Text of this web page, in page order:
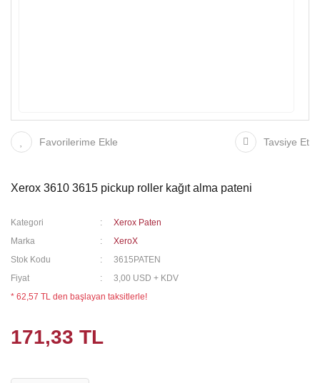
Favorilerime Ekle Tavsiye Et
Xerox 3610 3615 pickup roller kağıt alma pateni
Kategori
Xerox Paten
Marka
XeroX
Stok Kodu
3615PATEN
Fiyat
3,00 USD + KDV
* 62,57 TL den başlayan taksitlerle!
171,33 TL